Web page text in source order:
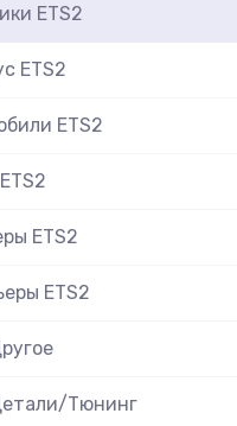
ETS2
ETS2
ETS2
ETS2
ETS2
Тюнинг